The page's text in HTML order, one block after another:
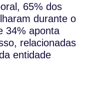
65% dos
durante o
34% aponta
relacionadas
entidade